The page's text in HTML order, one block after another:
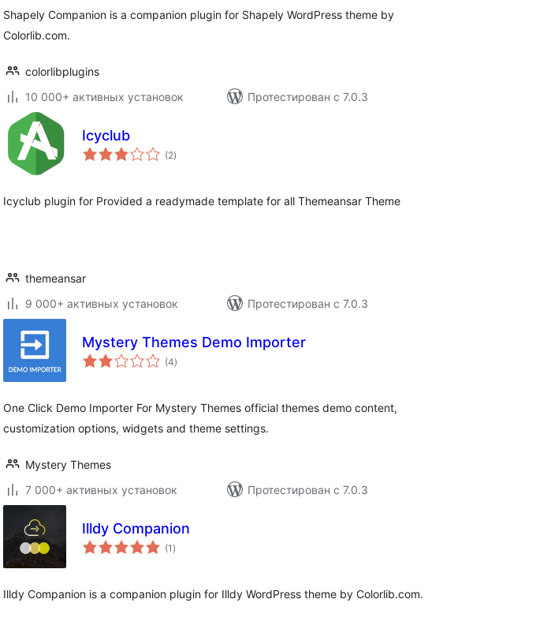
Shapely Companion is a companion plugin for Shapely WordPress theme by
Colorlib.com.
colorlibplugins
10 000+ активных установок
Протестирован с 7.0.3
Icyclub
(2общий
рейтинг
)
Icyclub plugin for Provided a readymade template for all Themeansar Theme
themeansar
9 000+ активных установок
Протестирован с 7.0.3
Mystery Themes Demo Importer
(4общий
рейтинг
)
One Click Demo Importer For Mystery Themes official themes demo content,
customization options, widgets and theme settings.
Mystery Themes
7 000+ активных установок
Протестирован с 7.0.3
Illdy Companion
(1 общий
рейтинг
)
Illdy Companion is a companion plugin for Illdy WordPress theme by Colorlib.com.